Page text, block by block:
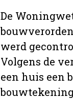
De
werd
Volgens de
een huis een